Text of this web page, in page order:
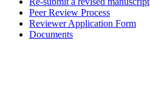
Peer Review Process
Reviewer Application Form
Documents